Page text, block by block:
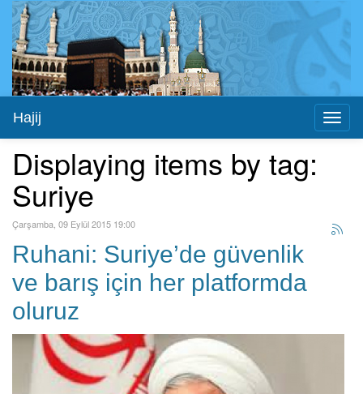
Hajij
Displaying items by tag:
Suriye
Çarşamba, 09 Eylül 2015 19:00
Ruhani: Suriye’de güvenlik
ve barış için her platformda
oluruz